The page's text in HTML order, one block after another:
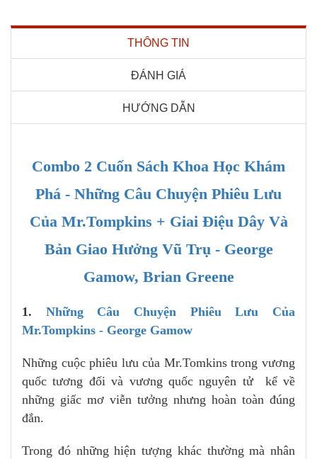
THÔNG TIN
ĐÁNH GIÁ
HƯỚNG DẪN
Combo 2 Cuốn Sách Khoa Học Khám
Phá - Những Câu Chuyện Phiêu Lưu
Của Mr.Tompkins + Giai Điệu Dây Và
Bản Giao Hưởng Vũ Trụ - George
Gamow, Brian Greene
1. Những Câu Chuyện Phiêu Lưu Của
Mr.Tompkins - George Gamow
Những cuộc phiêu lưu của Mr.Tomkins trong vương
quốc tương đối và vương quốc nguyên tử kể về
những giấc mơ viễn tưởng nhưng hoàn toàn đúng
đắn.
Trong đó những hiện tượng khác thường mà nhân